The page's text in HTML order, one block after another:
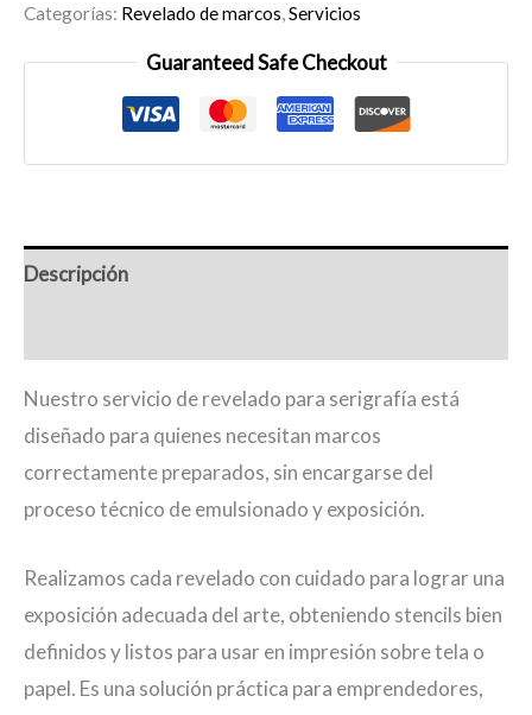
cantidad
Categorías: Revelado de marcos,Servicios
Guaranteed Safe Checkout
Descripción
Nuestro servicio de revelado para serigrafía está
diseñado para quienes necesitan marcos
correctamente preparados, sin encargarse del
proceso técnico de emulsionado y exposición.
Realizamos cada revelado con cuidado para lograr una
exposición adecuada del arte, obteniendo stencils bien
definidos y listos para usar en impresión sobre tela o
papel. Es una solución práctica para emprendedores,